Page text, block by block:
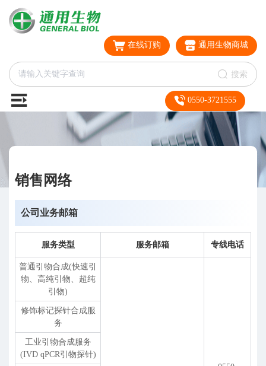
在线订购 通用生物商城
搜索
0550-3721555
销售网络
公司业务邮箱
服务类型 服务邮箱 专线电话
普通引物合成(快速引
物、高纯引物、超纯
引物)
修饰标记探针合成服
务
工业引物合成服务
(IVD qPCR引物探针)